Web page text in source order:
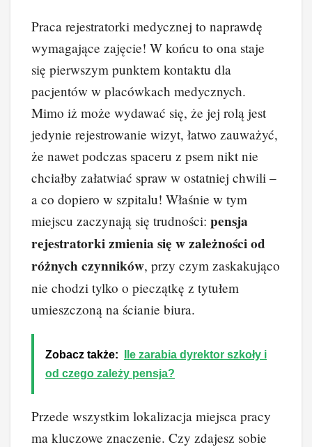
Praca rejestratorki medycznej to naprawdę
wymagające zajęcie! W końcu to ona staje
się pierwszym punktem kontaktu dla
pacjentów w placówkach medycznych.
Mimo iż może wydawać się, że jej rolą jest
jedynie rejestrowanie wizyt, łatwo zauważyć,
że nawet podczas spaceru z psem nikt nie
chciałby załatwiać spraw w ostatniej chwili –
a co dopiero w szpitalu! Właśnie w tym
miejscu zaczynają się trudności: pensja
rejestratorki zmienia się w zależności od
różnych czynników, przy czym zaskakująco
nie chodzi tylko o pieczątkę z tytułem
umieszczoną na ścianie biura.
Zobacz także:
Ile zarabia dyrektor szkoły i
od czego zależy pensja?
Przede wszystkim lokalizacja miejsca pracy
ma kluczowe znaczenie. Czy zdajesz sobie